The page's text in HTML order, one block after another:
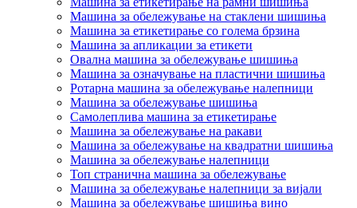
Машина за обележување на стаклени шишиња
Машина за етикетирање со голема брзина
Машина за апликации за етикети
Овална машина за обележување шишиња
Машина за означување на пластични шишиња
Ротарна машина за обележување налепници
Машина за обележување шишиња
Самолеплива машина за етикетирање
Машина за обележување на ракави
Машина за обележување на квадратни шишиња
Машина за обележување налепници
Топ странична машина за обележување
Машина за обележување налепници за вијали
Машина за обележување шишиња вино